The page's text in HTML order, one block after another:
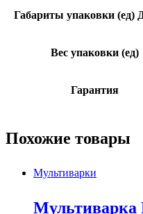
Габариты упаковки
Вес упаковки (ед)
Гарантия
Похожие товары
Мультиварки
Мультиварка